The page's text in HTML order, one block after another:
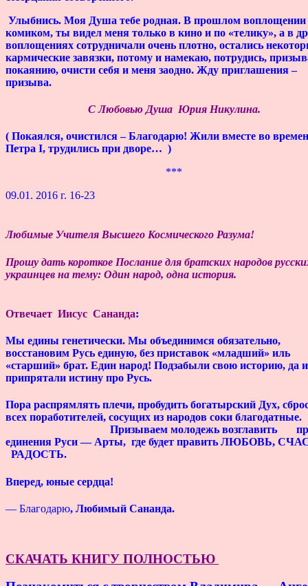
Улыбнись. Моя Душа тебе родная. В прошлом
комиком, ты видел меня только в кино и по «телику», а в
воплощениях сотрудничали очень плотно, остались
кармические завязки, потому и намекаю, потрудись,
покаянию, очисти себя и меня заодно. Жду приглашения –
призыва.
С Любовью Душа Юрия Никулина.
( Покаялся, очистился – Благодарю! Жили вместе во
Петра I, трудились при дворе… )
***
09.01. 2016 г. 16-
Любимые Учителя Высшего Космического Разума!
Прошу дать короткое Послание для братских народов
украинцев на тему: Один народ, одна история.
Отвечает Иисус Сананда:
Мы едины генетически. Мы объединимся обязательно,
восстановим Русь единую, без приставок «младший» иль
«старший» брат. Един народ! Подзабыли свою историю, да и
припрятали истину про Русь.
Пора распрямлять плечи, пробудить богатырский Дух,
всех поработителей, сосущих из народов соки
Призываем молодежь возглавить
единения Руси — Арты, где будет править ЛЮБОВЬ,
РАДОСТЬ.
Вперед, юные сердца!
— Благодарю, Любимый Сананда.
СКАЧАТЬ КНИГУ ПОЛНОСТЬЮ